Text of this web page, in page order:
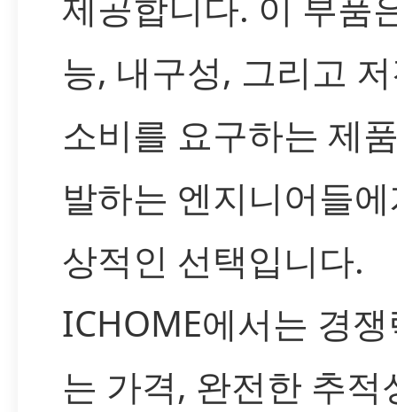
능, 내구성, 그리고
소비를 요구하는 제
발하는 엔지니어들
상적인 선택입니다.
ICHOME에서는 경
는 가격, 완전한 추적